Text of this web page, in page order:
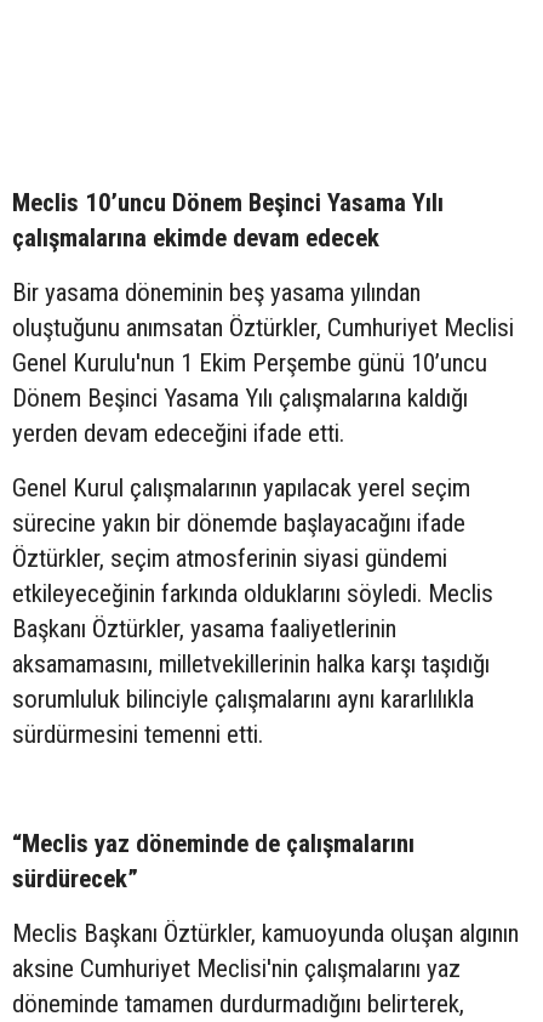
Meclis 10’uncu Dönem Beşinci Yasama Yılı
çalışmalarına ekimde devam edecek
Bir yasama döneminin beş yasama yılından
oluştuğunu anımsatan Öztürkler, Cumhuriyet Meclisi
Genel Kurulu'nun 1 Ekim Perşembe günü 10’uncu
Dönem Beşinci Yasama Yılı çalışmalarına kaldığı
yerden devam edeceğini ifade etti.
Genel Kurul çalışmalarının yapılacak yerel seçim
sürecine yakın bir dönemde başlayacağını ifade
Öztürkler, seçim atmosferinin siyasi gündemi
etkileyeceğinin farkında olduklarını söyledi. Meclis
Başkanı Öztürkler, yasama faaliyetlerinin
aksamamasını, milletvekillerinin halka karşı taşıdığı
sorumluluk bilinciyle çalışmalarını aynı kararlılıkla
sürdürmesini temenni etti.
“Meclis yaz döneminde de çalışmalarını
sürdürecek”
Meclis Başkanı Öztürkler, kamuoyunda oluşan algının
aksine Cumhuriyet Meclisi'nin çalışmalarını yaz
döneminde tamamen durdurmadığını belirterek,